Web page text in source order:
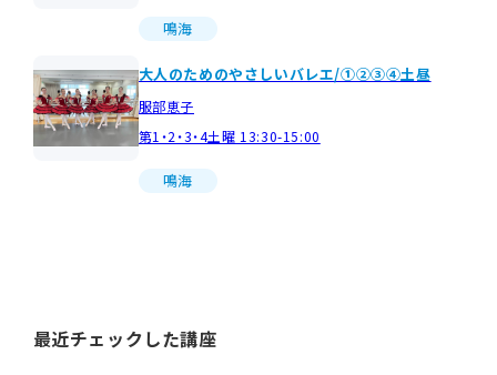
鳴海
大人のためのやさしいバレエ/①②③④土昼
服部恵子
第1・2・3・4土曜 13:30-15:00
鳴海
最近チェックした講座